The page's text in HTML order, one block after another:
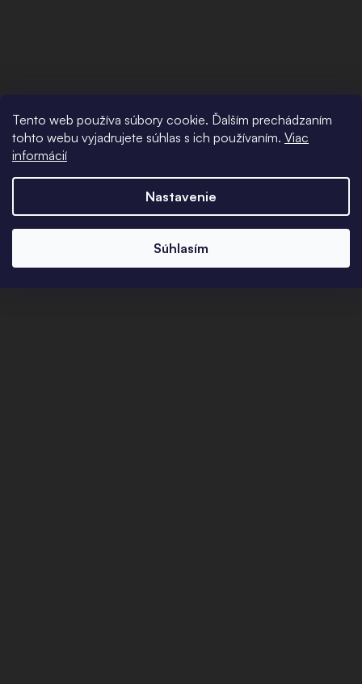
Tento web používa súbory cookie. Ďalším prechádzaním
tohto webu vyjadrujete súhlas s ich používaním. Viac
informácií
Nastavenie
Súhlasím